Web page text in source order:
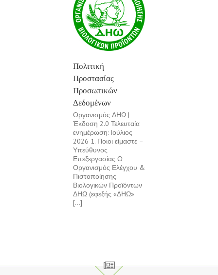
Πολιτική
Προστασίας
Προσωπικών
Δεδομένων
Οργανισμός ΔΗΩ |
Έκδοση 2.0 Τελευταία
ενημέρωση: Ιούλιος
2026 1. Ποιοι είμαστε –
Υπεύθυνος
Επεξεργασίας Ο
Οργανισμός Ελέγχου &
Πιστοποίησης
Βιολογικών Προϊόντων
ΔΗΩ (εφεξής «ΔΗΩ»
[...]